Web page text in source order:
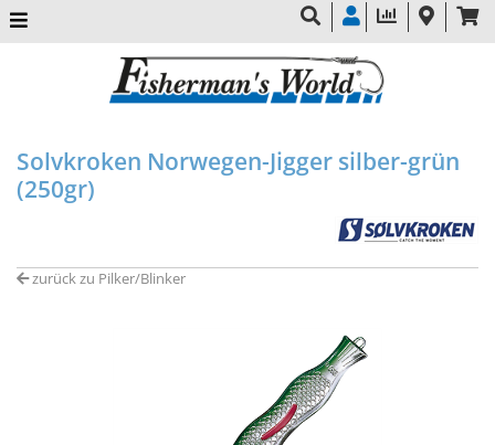
Solvkroken Norwegen-Jigger silber-grün
(250gr)
zurück zu Pilker/Blinker